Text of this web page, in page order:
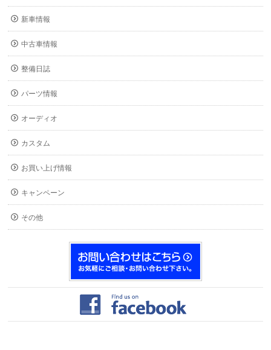
新車情報
中古車情報
整備日誌
パーツ情報
オーディオ
カスタム
お買い上げ情報
キャンペーン
その他